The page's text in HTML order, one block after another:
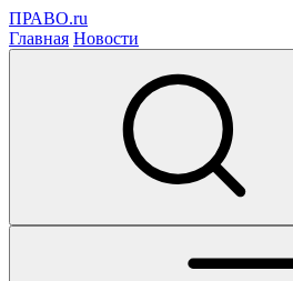
ПРАВО.ru
Главная Новости